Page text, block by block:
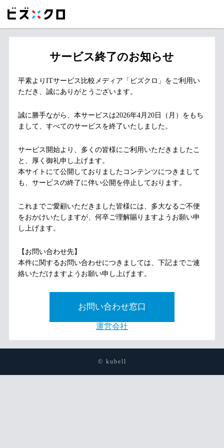
サービス終了のお知らせ
平素よりITサービス比較メディア「ビズクロ」をご利用い
ただき、誠にありがとうございます。
誠に勝手ながら、本サービスは2026年4月20日（月）をもち
まして、すべてのサービスを終了いたしました。
サービス開始より、多くの皆様にご利用いただきましたこ
と、厚く御礼申し上げます。
本サイトにて公開しておりましたコンテンツにつきまして
も、サービスの終了に伴い公開を停止しております。
これまでご愛顧いただきました皆様には、多大なるご不便
をおかけいたしますが、何卒ご理解賜りますようお願い申
し上げます。
【お問い合わせ先】
本件に関するお問い合わせにつきましては、下記までご連
絡いただけますようお願い申し上げます。
お問い合わせ窓口
運営会社
© kubell